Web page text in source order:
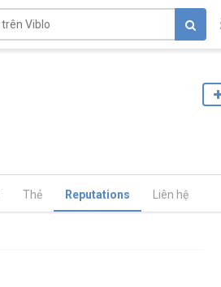
Thẻ Reputations Liên hệ